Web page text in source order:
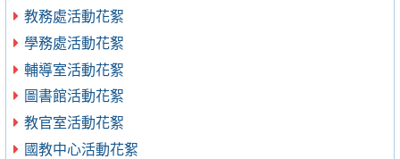
教務處活動花絮
學務處活動花絮
輔導室活動花絮
圖書館活動花絮
教官室活動花絮
國教中心活動花絮